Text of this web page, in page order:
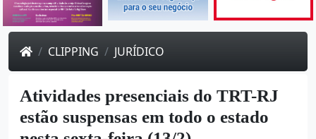
CLIPPING JURÍDICO
Atividades presenciais do TRT-RJ
estão suspensas em todo o estado